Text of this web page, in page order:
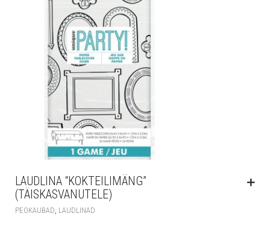
LAUDLINA “KOKTEILIMÄNG”
(TÄISKASVANUTELE)
PEOKAUBAD LAUDLINAD